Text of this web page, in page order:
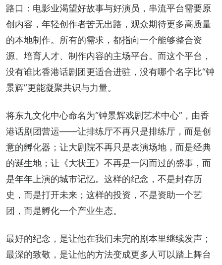
路口：电影业渴望好故事与好演员，串流平台需要原
创内容，年轻创作者苦无出路，观众期待更多高质量
的本地制作。所有的需求，都指向一个能够整合资
源、培育人才、制作内容的主场平台。而这个平台，
没有谁比香港话剧团更适合进驻，没有哪个名字比“钟
景辉”更能凝聚共识与力量。
将东九文化中心命名为“钟景辉戏剧艺术中心”，由香
港话剧团营运——让排练厅不再只是排练厅，而是创
意的孵化器；让大剧院不再只是表演场地，而是经典
的诞生地；让《大状王》不再是一闪而过的盛事，而
是年年上演的城市记忆。这样的纪念，不是封存历
史，而是打开未来；这样的投资，不是资助一个艺
团，而是孵化一个产业生态。
最好的纪念，是让他在我们未完的剧本里继续发声；
最深的致敬，是让他的方法变成更多人可以踏上舞台